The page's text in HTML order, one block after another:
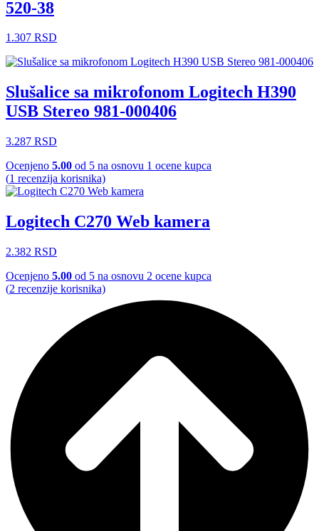
520-38
1.307 RSD
Slušalice sa mikrofonom Logitech H390
USB Stereo 981-000406
3.287 RSD
Ocenjeno 5.00 od 5 na osnovu 1 ocene kupca
(1 recenzija korisnika)
Logitech C270 Web kamera
2.382 RSD
Ocenjeno 5.00 od 5 na osnovu 2 ocene kupca
(2 recenzije korisnika)